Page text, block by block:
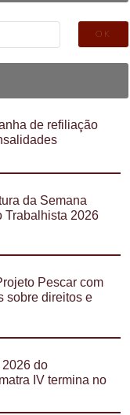
de refiliação
da Semana
Trabalhista 2026
Pescar com
sobre direitos e
do
IV termina no